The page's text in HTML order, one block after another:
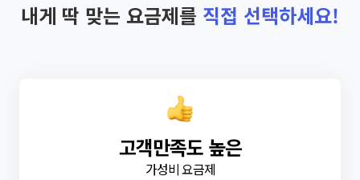
내게 딱 맞는 요금제를 직접 선택하세요!
고객만족도 높은
가성비 요금제